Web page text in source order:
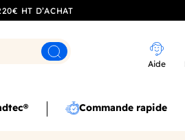
HT D’ACHAT
Rechercher
Aide
Commande rapide